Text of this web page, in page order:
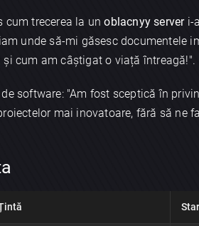
cum trecerea la unoblacnyy serveri-
unde să-mi găsesc documentele
cum am câștigat o viață întreagă!".
software: "Am fost sceptică în
mai inovatoare, fără să ne